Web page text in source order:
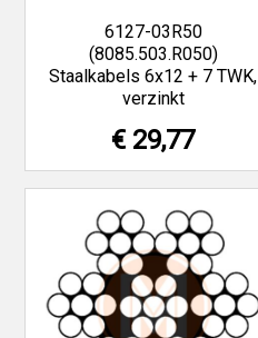
6127-03R50
(8085.503.R050)
Staalkabels 6x12 + 7 TWK,
verzinkt
€ 29,77